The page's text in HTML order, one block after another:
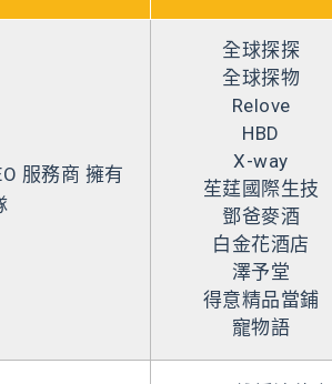
服務商 擁有
全球探探
全球探物
Relove
HBD
X-way
苼莛國際生技
鄧爸麥酒
白金花酒店
澤予堂
得意精品當鋪
寵物語